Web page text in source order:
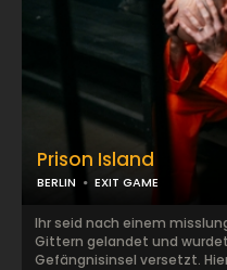
Prison Island
BERLIN EXIT GAME
Ihr seid nach einem
Gittern gelandet und
Gefängnisinsel versetzt.